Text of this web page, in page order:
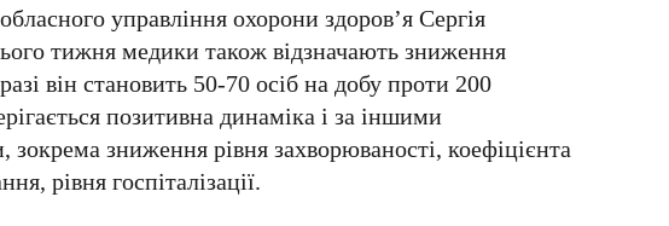
управління охорони здоров’я Сергія
тижня медики також відзначають зниження
він становить 50-70 осіб на добу проти 200
позитивна динаміка і за іншими
зниження рівня захворюваності, коефіцієнта
рівня госпіталізації.